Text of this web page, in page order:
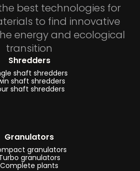
best technologies for
to find innovative
energy and ecological
transition
Shredders
shaft shredders
shaft shredders
shaft shredders
Granulators
granulators
granulators
Complete plants